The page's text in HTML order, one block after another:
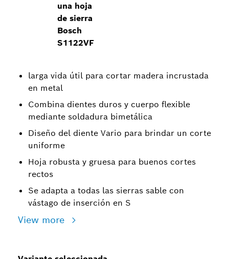
una hoja
de sierra
Bosch
S1122VF
larga vida útil para cortar madera incrustada
en metal
Combina dientes duros y cuerpo flexible
mediante soldadura bimetálica
Diseño del diente Vario para brindar un corte
uniforme
Hoja robusta y gruesa para buenos cortes
rectos
Se adapta a todas las sierras sable con
vástago de inserción en S
View more